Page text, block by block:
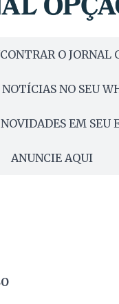
O JORNAL
NOTÍCIAS NO SEU
EM SEU
ANUNCIE AQUI